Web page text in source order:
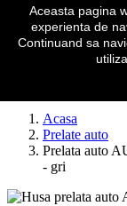
shopping_cart Cos
Acasa
Prelate auto
Prelata auto
- gri
Aceasta pagina
experienta de
Continuand sa